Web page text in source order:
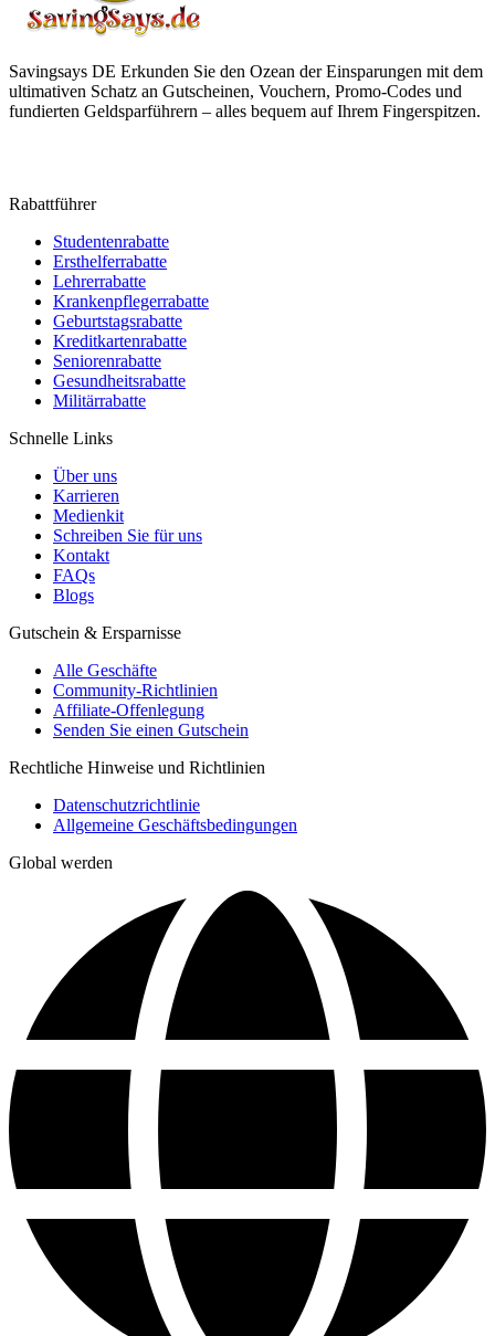
Savingsays DE Erkunden Sie den Ozean der Einsparungen mit dem
ultimativen Schatz an Gutscheinen, Vouchern, Promo-Codes und
fundierten Geldsparführern – alles bequem auf Ihrem Fingerspitzen.
Rabattführer
Studentenrabatte
Ersthelferrabatte
Lehrerrabatte
Krankenpflegerrabatte
Geburtstagsrabatte
Kreditkartenrabatte
Seniorenrabatte
Gesundheitsrabatte
Militärrabatte
Schnelle Links
Über uns
Karrieren
Medienkit
Schreiben Sie für uns
Kontakt
FAQs
Blogs
Gutschein & Ersparnisse
Alle Geschäfte
Community-Richtlinien
Affiliate-Offenlegung
Senden Sie einen Gutschein
Rechtliche Hinweise und Richtlinien
Datenschutzrichtlinie
Allgemeine Geschäftsbedingungen
Global werden